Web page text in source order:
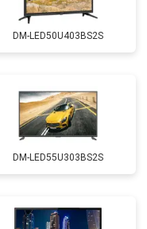
DM-LED50U403BS2S
DM-LED55U303BS2S